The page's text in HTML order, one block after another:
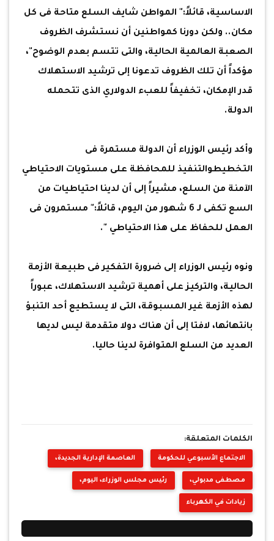
الاساسية، قائلاً:" المواطن شايف السلع متاحة فى كل
مكان.. ولكن دورنا كمواطنين أن نستشرف الظروف
الصعبة العالمية الحالية، والتى تتسم بعدم الوضوح"،
مؤكداً أن تلك الظروف تدعونا إلى ترشيد الاستهلاك
قدر الإمكان، تخفيفاً للعبء الدولاري الذى تتحمله
الدولة.
وأكد رئيس الوزراء أن الدولة مستمرة فى
التخطيطوالتنفيذ للمحافظة على مستويات الاحتياطي
الآمنة من السلع، مشيراً إلى أن لدينا احتياطيات من
السع تكفى لـ 6 شهور من اليوم، قائلاً:" مستمرون فى
العمل للحفاظ على هذا الاحتياطي ".
ونوه رئيس الوزراء إلى ضرورة التفكير فى طبيعة الأزمة
الحالية، والتركيز على أهمية ترشيد الاستهلاك، عبوراً
لهذه الأزمة غير المسبوقة، التى لا يستطيع أحد التنبؤ
بانتهائها، لافتا إلى أن هناك دولا متقدمة ليس لديها
العديد من السلع المتوافرة لدينا حاليا.
الكلمات المتعلقة:
الاجتماع الأسبوعي للحكومة العاصمة الإدارية الجديدة،
مصطفى مدبولي، رئيس مجلس الوزراء، اليوم،
زيادات في الكهرباء